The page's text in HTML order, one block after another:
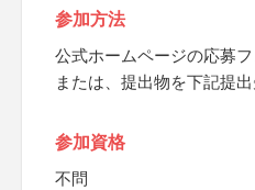
参加方法
公式ホームページの応募
または、提出物を下記提
参加資格
不問